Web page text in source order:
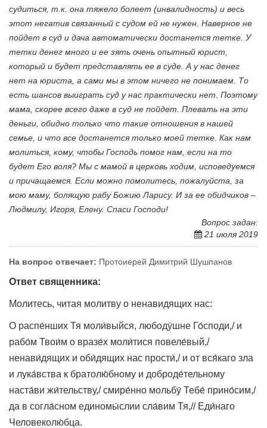
судиться, т.к. она тяжело болеет (инвалидность) и весь
этот негатив связанный с судом ей не нужен. Наверное не
пойдет в суд и дача автоматически достанется тетке. У
тетки денег много и ее зять очень опытный юрист,
который и будет представлять ее в суде. А у нас денег
нет на юриста, а сами мы в этом ничего не понимаем. То
есть шансов выиграть суд у нас практически нет. Поэтому
мама, скорее всего даже в суд не пойдет. Плевать на эти
деньги, обидно только что такие отношения в нашей
семье, и что все достанется только моей тетке. Как нам
молиться, кому, чтобы Господь помог нам, если на то
будет Его воля? Мы с мамой в церковь ходим, исповедуемся
и причащаемся. Если можно помолитесь, пожалуйста, за
мою маму, болящую рабу Божию Ларису. И за ее обидчиков –
Людмилу, Игоря, Елену. Спаси Господи!
Вопрос задан:
21 июля 2019
На вопрос отвечает: Протоиерей Димитрий Шушпанов
Ответ священника:
Молитесь, читая молитву о ненавидящих нас:
О pаспе́нших Тя моли́выйся, любоду́шне Го́споди,/ и
pабо́м Твои́м о вpазе́х моли́тися повеле́вый,/
ненави́дящих и оби́дящих нас пpости́,/ и от вся́каго зла
и лука́вства к братолю́бному и добpоде́тельному
наста́ви жи́тельству,/ смиpе́нно мольбу́ Тебе́ пpино́сим,/
да в согла́сном единомы́слии сла́вим Тя,// Еди́наго
Человеколю́бца.